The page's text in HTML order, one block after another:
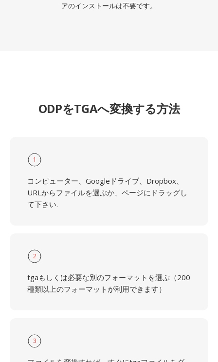
アのインストールは不要です。
ODPをTGAへ変換する方法
1
コンピューター、Googleドライブ、Dropbox、
URLからファイルを選ぶか、ページにドラッグし
て下さい.
2
tgaもしくは必要な別のフォーマットを選ぶ（200
種類以上のフォーマットが利用できます）
3